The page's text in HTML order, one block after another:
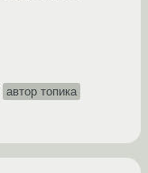
автор топика